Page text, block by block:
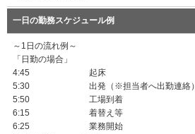
一日の勤務スケジュール例
～1日の流れ例～
「日勤の場合」
4:45 起床
5:30 出発（※担当者へ出勤連絡）
5:50 工場到着
6:15 着替え等
6:25 業務開始